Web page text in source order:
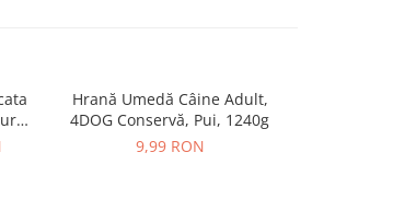
Hrană Umedă Câine Adult,
4DOG Conservă, Pui, 1240g
9,99 RON